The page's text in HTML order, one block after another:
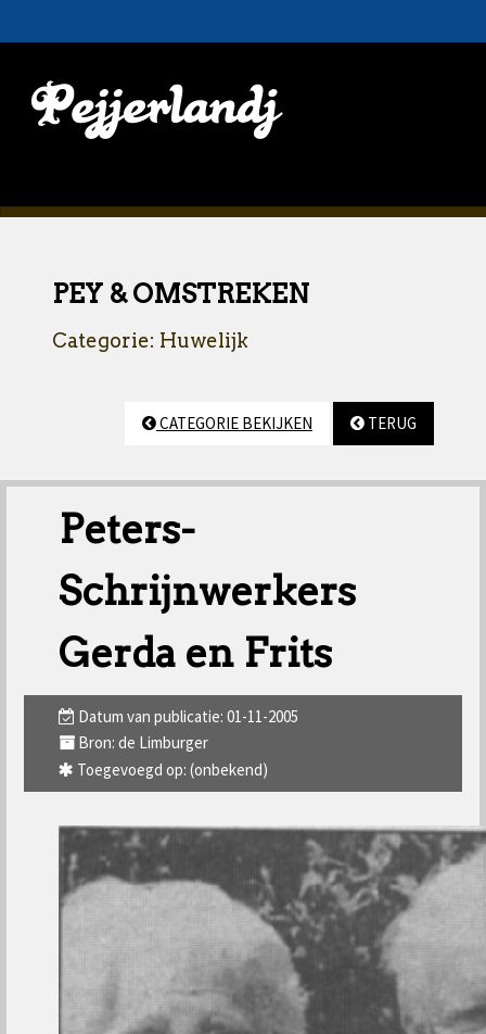
PEY & OMSTREKEN
Categorie: Huwelijk
CATEGORIE BEKIJKEN TERUG
Peters-
Schrijnwerkers
Gerda en Frits
Datum van publicatie: 01-11-2005
Bron: de Limburger
Toegevoegd op: (onbekend)